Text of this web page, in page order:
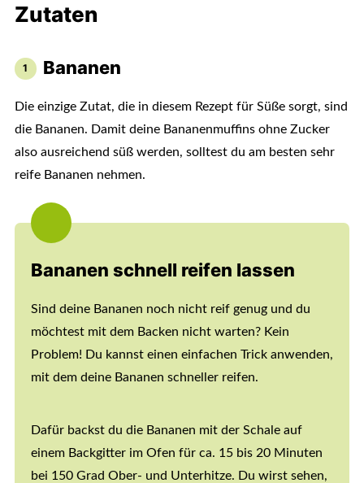
Zutaten
Bananen
Die einzige Zutat, die in diesem Rezept für Süße sorgt, sind
die Bananen. Damit deine Bananenmuffins ohne Zucker
also ausreichend süß werden, solltest du am besten sehr
reife Bananen nehmen.
Bananen schnell reifen lassen
Sind deine Bananen noch nicht reif genug und du
möchtest mit dem Backen nicht warten? Kein
Problem! Du kannst einen einfachen Trick anwenden,
mit dem deine Bananen schneller reifen.
Dafür backst du die Bananen mit der Schale auf
einem Backgitter im Ofen für ca. 15 bis 20 Minuten
bei 150 Grad Ober- und Unterhitze. Du wirst sehen,